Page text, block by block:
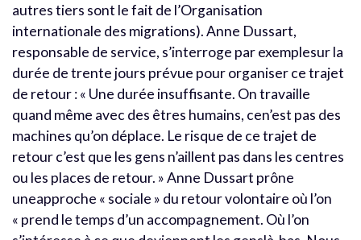
autres tiers sont le fait de l’Organisation
internationale des migrations). Anne Dussart,
responsable de service, s’interroge par exemplesur la
durée de trente jours prévue pour organiser ce trajet
de retour : « Une durée insuffisante. On travaille
quand même avec des êtres humains, cen’est pas des
machines qu’on déplace. Le risque de ce trajet de
retour c’est que les gens n’aillent pas dans les centres
ou les places de retour. » Anne Dussart prône
uneapproche « sociale » du retour volontaire où l’on
« prend le temps d’un accompagnement. Où l’on